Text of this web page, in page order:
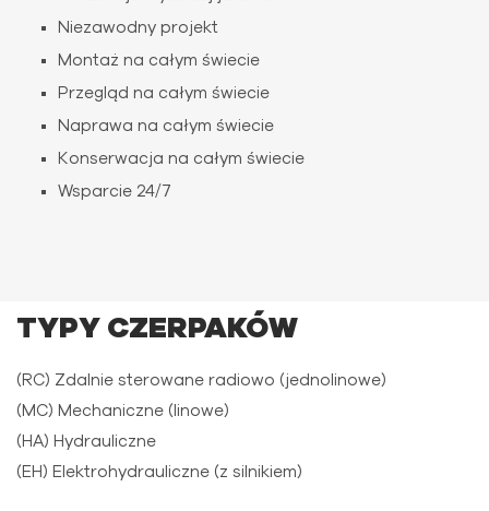
Niezawodny projekt
Montaż na całym świecie
Przegląd na całym świecie
Naprawa na całym świecie
Konserwacja na całym świecie
Wsparcie 24/7
TYPY CZERPAKÓW
(RC) Zdalnie sterowane radiowo (jednolinowe)
(MC) Mechaniczne (linowe)
(HA) Hydrauliczne
(EH) Elektrohydrauliczne (z silnikiem)